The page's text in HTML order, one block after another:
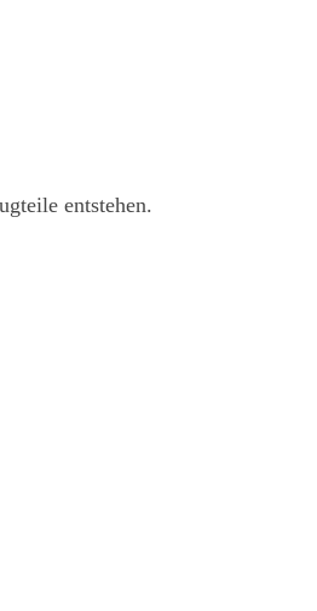
entstehen.